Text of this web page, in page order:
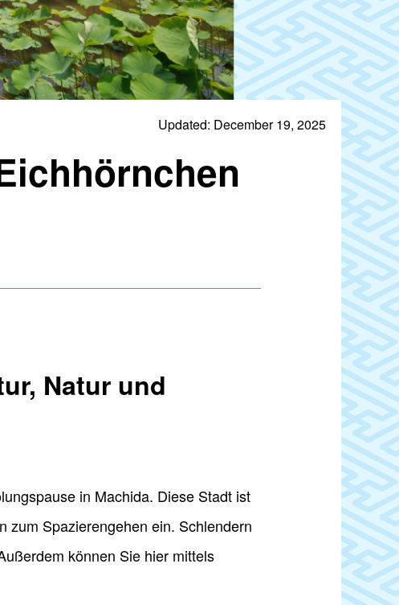
Updated: December 19, 2025
Natur und
in Machida. Diese Stadt ist
zum Spazierengehen ein. Schlendern
können Sie hier mittels